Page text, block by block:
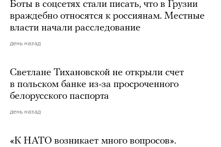
Боты в соцсетях стали писать, что в Грузии
враждебно относятся к россиянам. Местные
власти начали расследование
день назад
Светлане Тихановской не открыли счет
в польском банке из-за просроченного
белорусского паспорта
день назад
«К НАТО возникает много вопросов».